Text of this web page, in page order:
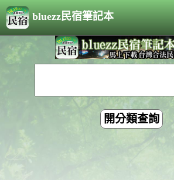
bluezz民宿筆記本
開分類查詢